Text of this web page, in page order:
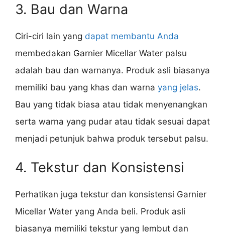
3. Bau dan Warna
Ciri-ciri lain yang dapat membantu Anda
membedakan Garnier Micellar Water palsu
adalah bau dan warnanya. Produk asli biasanya
memiliki bau yang khas dan warna yang jelas.
Bau yang tidak biasa atau tidak menyenangkan
serta warna yang pudar atau tidak sesuai dapat
menjadi petunjuk bahwa produk tersebut palsu.
4. Tekstur dan Konsistensi
Perhatikan juga tekstur dan konsistensi Garnier
Micellar Water yang Anda beli. Produk asli
biasanya memiliki tekstur yang lembut dan